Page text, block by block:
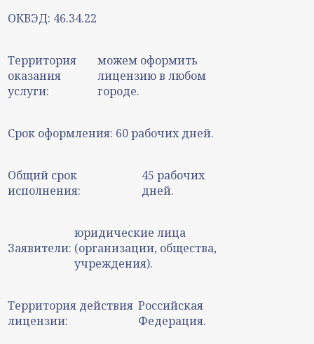
ОКВЭД: 46.34.22
Территория
оказания
услуги:
можем оформить
лицензию в любом
городе.
Срок оформления: 60 рабочих дней.
Общий срок
исполнения:
45 рабочих
дней.
Заявители:
юридические лица
(организации, общества,
учреждения).
Территория действия
лицензии:
Российская
Федерация.